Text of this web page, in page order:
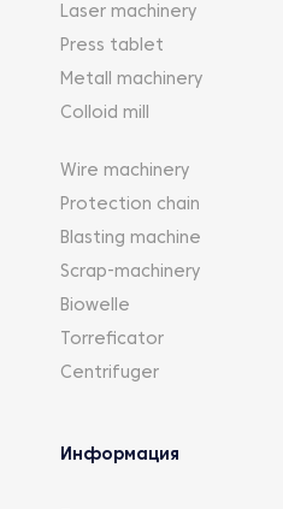
Laser machinery
Press tablet
Metall machinery
Colloid mill
Wire machinery
Protection chain
Blasting machine
Scrap-machinery
Biowelle
Torreficator
Centrifuger
Информация